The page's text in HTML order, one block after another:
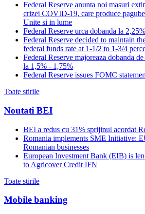
Federal Reserve anunta noi masuri
crizei COVID-19, care produce
Unite si in lume
Federal Reserve urca dobanda la 2,25%
Federal Reserve decided to maintain
federal funds rate at 1-1/2 to 1-3/4
Federal Reserve majoreaza dobanda
la 1,5% - 1,75%
Federal Reserve issues FOMC
Toate stirile
Noutati BEI
BEI a redus cu 31% sprijinul acordat
Romania implements SME Initiative:
Romanian businesses
European Investment Bank (EIB) is
to Agricover Credit IFN
Toate stirile
Mobile banking